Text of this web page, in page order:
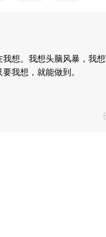
我想。我想头脑风暴，我
我想，就能做到。